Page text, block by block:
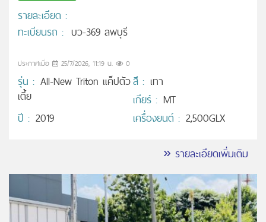
รายละเอียด :
ทะเบียนรถ : บว-369 ลพบุรี
ประกาศเมื่อ 25/7/2026, 11:19 น. 0
รุ่น : All-New Triton แค็ปตัว
เตี้ย
สี : เทา
เกียร์ : MT
ปี : 2019 เครื่องยนต์ : 2,500GLX
» รายละเอียดเพิ่มเติม